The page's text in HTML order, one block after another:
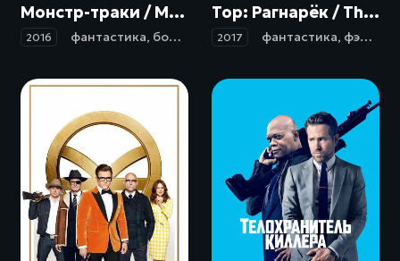
Монстр-траки / Monster Trucks (2016)
2016 фантастика, боевик комедия ,семейный
Тор: Рагнарёк / Thor: Ragnarok (2017)
2017 фантастика, фэнтези